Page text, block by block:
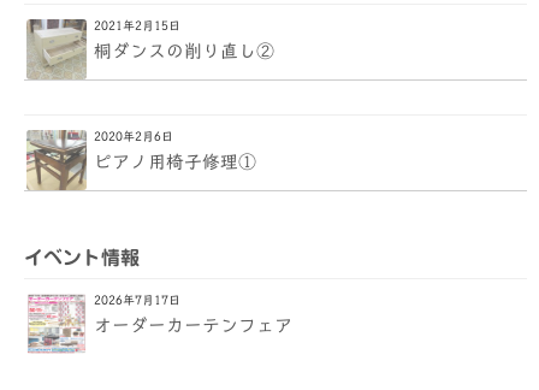
2021年2月15日
桐ダンスの削り直し②
2020年2月6日
ピアノ用椅子修理①
イベント情報
2026年7月17日
オーダーカーテンフェア